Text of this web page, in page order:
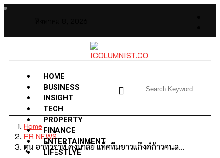
HOME
BUSINESS
INSIGHT
TECH
PROPERTY
FINANCE
ENTERTAINMENT
LIFESTLYE
Home
PR NEWS
ตูน อาทิวราห์ คงมาลัย แท็คทีมชาวแก๊งค์ก้าวคนล…